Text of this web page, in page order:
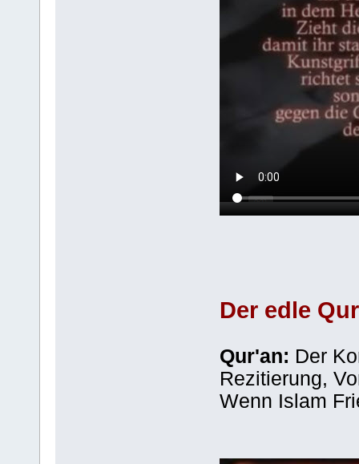
Der edle
Qur'an: Der
Rezitierung,
Wenn Islam